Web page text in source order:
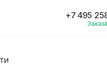
+7 495